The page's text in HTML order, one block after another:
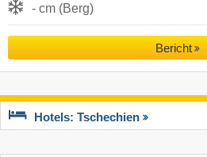
- cm (Berg)
Bericht
Hotels: Tschechien